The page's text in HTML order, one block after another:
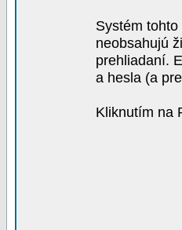
Systém
neobsahujú
prehliadaní.
a hesla (a
Kliknutím na